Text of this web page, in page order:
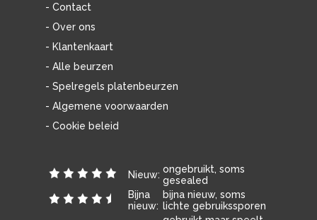
- Contact
- Over ons
- Klantenkaart
- Alle beurzen
- Spelregels platenbeurzen
- Algemene voorwaarden
- Cookie beleid
Nieuw: ongebruikt, soms
gesealed
Bijna
nieuw:
bijna nieuw, soms
lichte gebruikssporen